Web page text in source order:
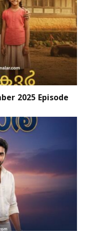
2025 Episode